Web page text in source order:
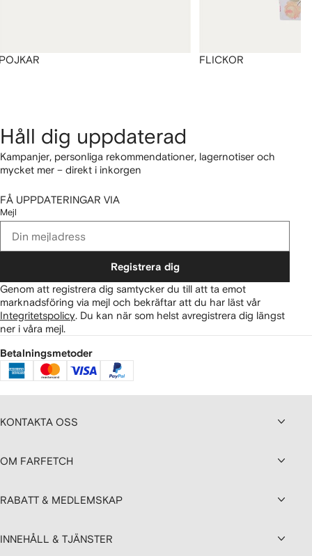
FLICKOR
Håll dig uppdaterad
Kampanjer, personliga rekommendationer, lagernotiser och
mycket mer – direkt i inkorgen
FÅ UPPDATERINGAR VIA
Mejl
Registrera dig
Genom att registrera dig samtycker du till att ta emot
marknadsföring via mejl och bekräftar att du har läst vår
Integritetspolicy. Du kan när som helst avregistrera dig längst
ner i våra mejl.
Betalningsmetoder
KONTAKTA OSS
OM FARFETCH
RABATT & MEDLEMSKAP
INNEHÅLL & TJÄNSTER